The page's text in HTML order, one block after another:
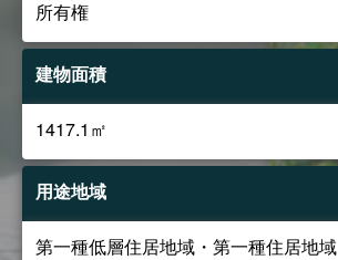
所有権
建物面積
1417.1㎡
用途地域
第一種低層住居地域・第一種住居地域